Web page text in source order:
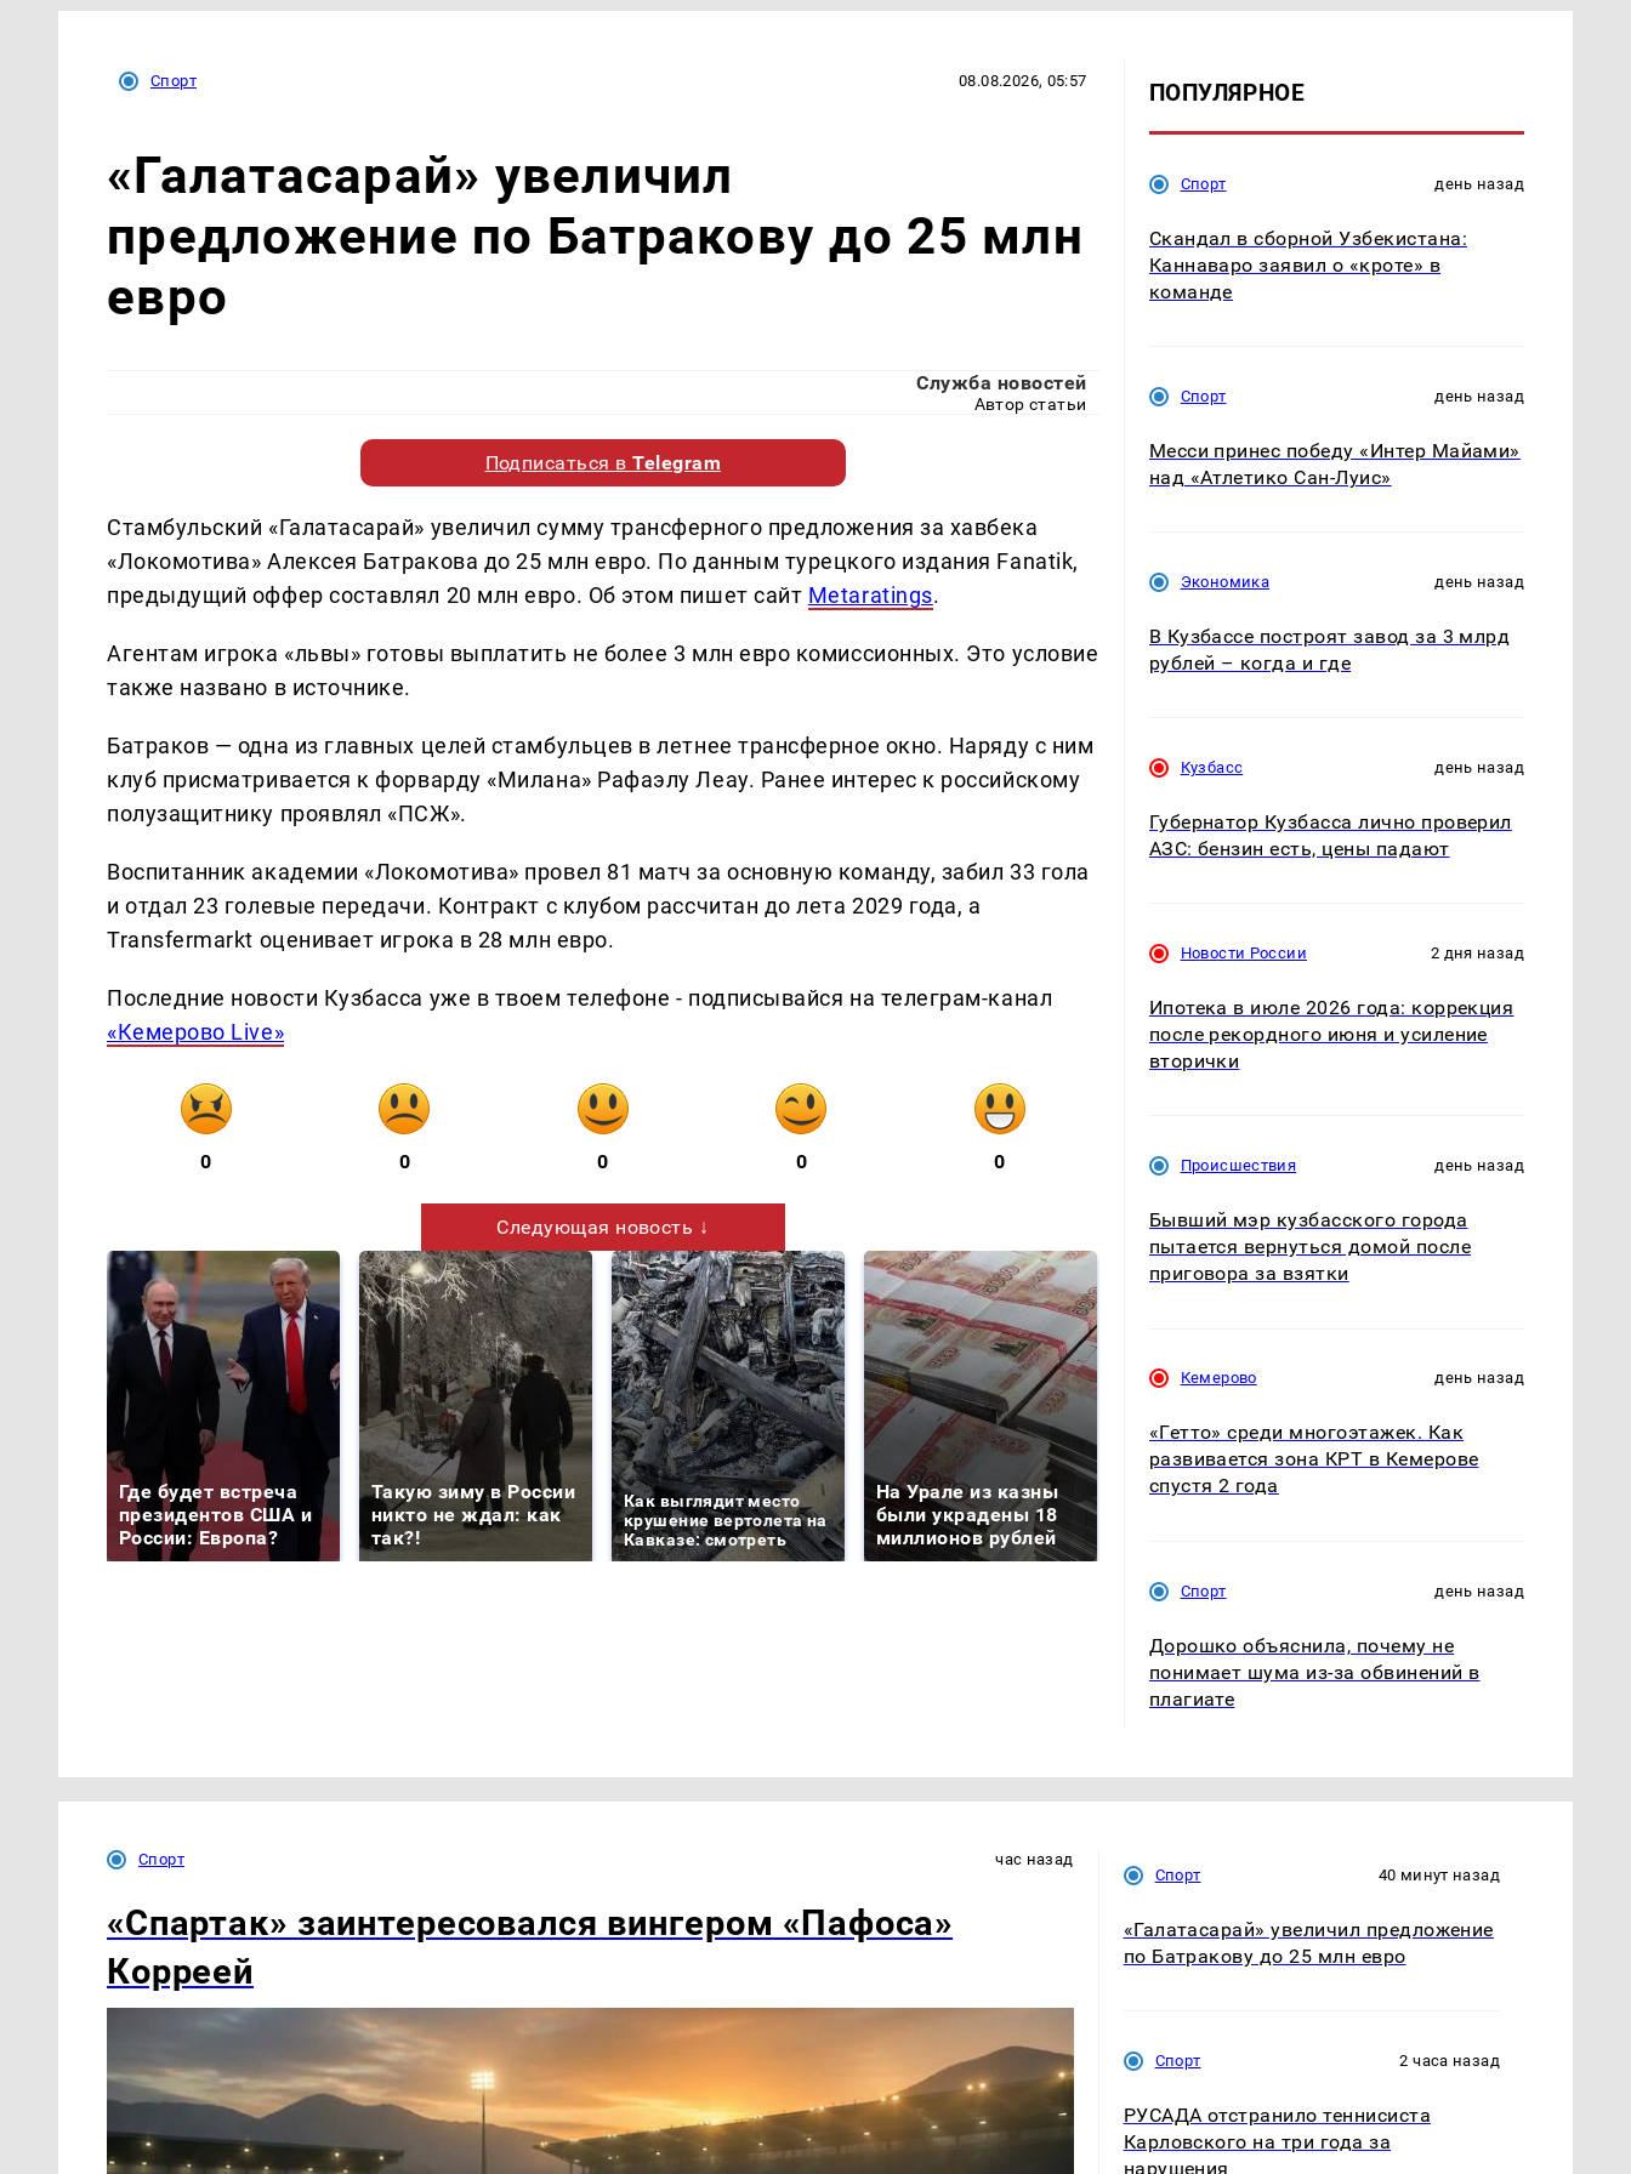
Спорт 08.08.2026, 05:57
«Галатасарай» увеличил
предложение по Батракову до 25 млн
евро
Служба новостей
Автор статьи
Подписаться вTelegram
Стамбульский «Галатасарай» увеличил сумму трансферного предложения за хавбека
«Локомотива» Алексея Батракова до 25 млн евро. По данным турецкого издания Fanatik,
предыдущий оффер составлял 20 млн евро. Об этом пишет сайт Metaratings.
Агентам игрока «львы» готовы выплатить не более 3 млн евро комиссионных. Это условие
также названо в источнике.
Батраков — одна из главных целей стамбульцев в летнее трансферное окно. Наряду с ним
клуб присматривается к форварду «Милана» Рафаэлу Леау. Ранее интерес к российскому
полузащитнику проявлял «ПСЖ».
Воспитанник академии «Локомотива» провел 81 матч за основную команду, забил 33 гола
и отдал 23 голевые передачи. Контракт с клубом рассчитан до лета 2029 года, а
Transfermarkt оценивает игрока в 28 млн евро.
Последние новости Кузбасса уже в твоем телефоне - подписывайся на телеграм-канал
«Кемерово Live»
0 0 0 0 0
Следующая новость ↓
Где будет встреча
президентов США и
России: Европа?
Такую зиму в России
никто не ждал: как
так?!
Как выглядит место
крушение вертолета на
Кавказе: смотреть
На Урале из казны
были украдены 18
миллионов рублей
Не ешьте эту
ПОПУЛЯРНОЕ
Спорт день назад
Скандал в сборной Узбекистана:
Каннаваро заявил о «кроте» в
команде
Спорт день назад
Месси принес победу «Интер Майами»
над «Атлетико Сан-Луис»
Экономика день назад
В Кузбассе построят завод за 3 млрд
рублей – когда и где
Кузбасс день назад
Губернатор Кузбасса лично проверил
АЗС: бензин есть, цены падают
Новости России 2 дня назад
Ипотека в июле 2026 года: коррекция
после рекордного июня и усиление
вторички
Происшествия день назад
Бывший мэр кузбасского города
пытается вернуться домой после
приговора за взятки
Кемерово день назад
«Гетто» среди многоэтажек. Как
развивается зона КРТ в Кемерове
спустя 2 года
Спорт день назад
Дорошко объяснила, почему не
понимает шума из-за обвинений в
плагиате
Спорт час назад
«Спартак» заинтересовался вингером «Пафоса»
Корреей
Спорт 40 минут назад
«Галатасарай» увеличил предложение
по Батракову до 25 млн евро
Спорт 2 часа назад
РУСАДА отстранило теннисиста
Карловского на три года за
нарушения